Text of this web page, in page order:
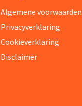
Algemene voorwaarden
Privacyverklaring
Cookieverklaring
Disclaimer